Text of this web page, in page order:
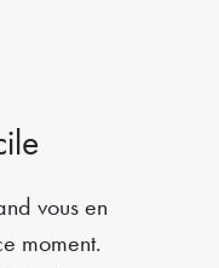
vous en
moment.